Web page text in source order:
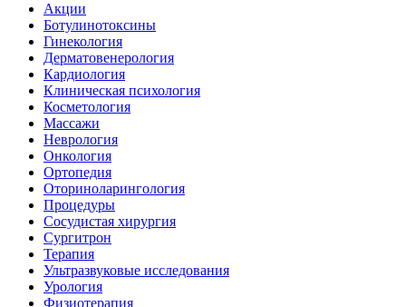
Акции
Ботулинотоксины
Гинекология
Дерматовенерология
Кардиология
Клиническая психология
Косметология
Массажи
Неврология
Онкология
Ортопедия
Оториноларингология
Процедуры
Сосудистая хирургия
Сургитрон
Терапия
Ультразвуковые исследования
Урология
Физиотерапия